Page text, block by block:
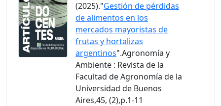
(2025)."Gestión de pérdidas
de alimentos en los
mercados mayoristas de
frutas y hortalizas
argentinos".Agronomía y
Ambiente : Revista de la
Facultad de Agronomía de la
Universidad de Buenos
Aires,45, (2),p.1-11